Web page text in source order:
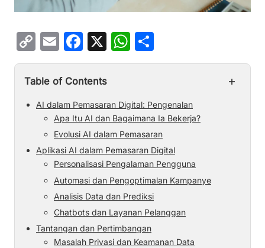
C
o
p
y
Li
n
k
E
m
ai
l
F
a
c
e
b
o
o
k
X
W
h
s
A
p
p
h
e
Table of Contents +
AI dalam Pemasaran Digital: Pengenalan
Apa Itu AI dan Bagaimana Ia Bekerja?
Evolusi AI dalam Pemasaran
Aplikasi AI dalam Pemasaran Digital
Personalisasi Pengalaman Pengguna
Automasi dan Pengoptimalan Kampanye
Analisis Data dan Prediksi
Chatbots dan Layanan Pelanggan
Tantangan dan Pertimbangan
Masalah Privasi dan Keamanan Data